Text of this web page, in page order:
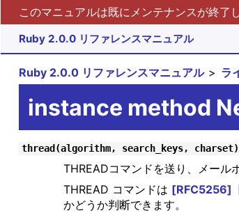
このマニュアルは既にメンテナンスが終了
Ruby 2.0.0 リファレンスマニュアル
Ruby 2.0.0 リファレンスマニュアル ラ
instance method
thread(algorithm, search_keys, charset)
THREADコマンドを送り、メール
THREAD コマンドは [RFC5256]
かどうか判断できます。